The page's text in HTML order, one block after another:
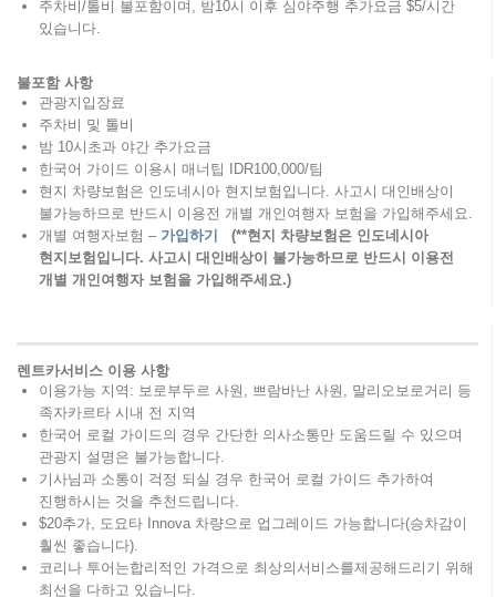
주차비/톨비 불포함이며, 밤10시 이후 심야주행 추가요금 $5/시간
있습니다.
불포함 사항
관광지입장료
주차비 및 톨비
밤 10시초과 야간 추가요금
한국어 가이드 이용시 매너팁 IDR100,000/팀
현지 차량보험은 인도네시아 현지보험입니다. 사고시 대인배상이
불가능하므로 반드시 이용전 개별 개인여행자 보험을 가입해주세요.
개별 여행자보험 – 가입하기
(**현지 차량보험은 인도네시아
현지보험입니다. 사고시 대인배상이 불가능하므로 반드시 이용전
개별 개인여행자 보험을 가입해주세요.)
렌트카서비스 이용 사항
이용가능 지역: 보로부두르 사원, 쁘람바난 사원, 말리오보로거리 등
족자카르타 시내 전 지역
한국어 로컬 가이드의 경우 간단한 의사소통만 도움드릴 수 있으며
관광지 설명은 불가능합니다.
기사님과 소통이 걱정 되실 경우 한국어 로컬 가이드 추가하여
진행하시는 것을 추천드립니다.
$20추가, 도요타 Innova 차량으로 업그레이드 가능합니다(승차감이
훨씬 좋습니다).
코리나 투어는합리적인 가격으로 최상의서비스를제공해드리기 위해
최선을 다하고 있습니다.